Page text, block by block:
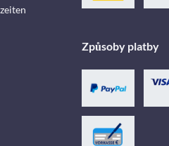
Způsoby platby